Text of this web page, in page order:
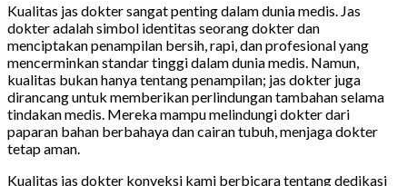
Kualitas jas dokter sangat penting dalam dunia medis. Jas
dokter adalah simbol identitas seorang dokter dan
menciptakan penampilan bersih, rapi, dan profesional yang
mencerminkan standar tinggi dalam dunia medis. Namun,
kualitas bukan hanya tentang penampilan; jas dokter juga
dirancang untuk memberikan perlindungan tambahan selama
tindakan medis. Mereka mampu melindungi dokter dari
paparan bahan berbahaya dan cairan tubuh, menjaga dokter
tetap aman.
Kualitas jas dokter konveksi kami berbicara tentang dedikasi